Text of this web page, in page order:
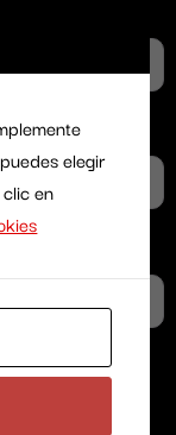
y web en
elegir
en